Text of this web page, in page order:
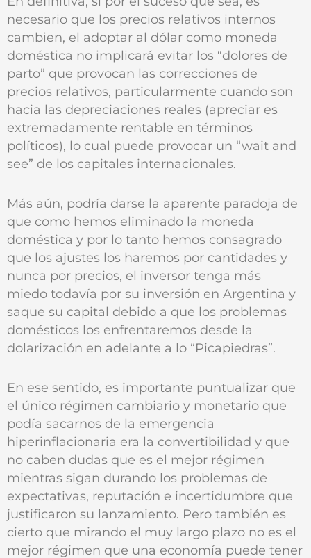
necesario que los precios relativos internos
cambien, el adoptar al dólar como moneda
doméstica no implicará evitar los “dolores de
parto” que provocan las correcciones de
precios relativos, particularmente cuando son
hacia las depreciaciones reales (apreciar es
extremadamente rentable en términos
políticos), lo cual puede provocar un “wait and
see” de los capitales internacionales.
Más aún, podría darse la aparente paradoja de
que como hemos eliminado la moneda
doméstica y por lo tanto hemos consagrado
que los ajustes los haremos por cantidades y
nunca por precios, el inversor tenga más
miedo todavía por su inversión en Argentina y
saque su capital debido a que los problemas
domésticos los enfrentaremos desde la
dolarización en adelante a lo “Picapiedras”.
En ese sentido, es importante puntualizar que
el único régimen cambiario y monetario que
podía sacarnos de la emergencia
hiperinflacionaria era la convertibilidad y que
no caben dudas que es el mejor régimen
mientras sigan durando los problemas de
expectativas, reputación e incertidumbre que
justificaron su lanzamiento. Pero también es
cierto que mirando el muy largo plazo no es el
mejor régimen que una economía puede tener